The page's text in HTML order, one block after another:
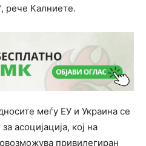
рече Калниете.
меѓу ЕУ и Украина се
асоцијација, кој на
привилегиран